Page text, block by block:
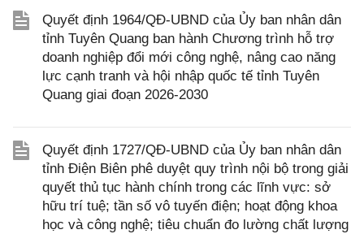
Quyết định 1964/QĐ-UBND của Ủy ban nhân dân
tỉnh Tuyên Quang ban hành Chương trình hỗ trợ
doanh nghiệp đổi mới công nghệ, nâng cao năng
lực cạnh tranh và hội nhập quốc tế tỉnh Tuyên
Quang giai đoạn 2026-2030
Quyết định 1727/QĐ-UBND của Ủy ban nhân dân
tỉnh Điện Biên phê duyệt quy trình nội bộ trong giải
quyết thủ tục hành chính trong các lĩnh vực: sở
hữu trí tuệ; tần số vô tuyến điện; hoạt động khoa
học và công nghệ; tiêu chuẩn đo lường chất lượng